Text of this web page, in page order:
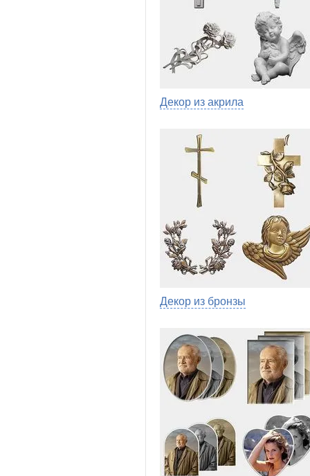
Декор из акрила
Декор из бронзы